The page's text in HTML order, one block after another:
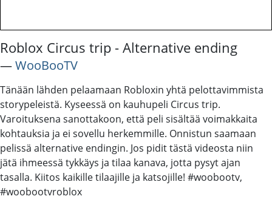
Roblox Circus trip - Alternative ending
―WooBooTV
Tänään lähden pelaamaan Robloxin yhtä pelottavimmista
storypeleistä. Kyseessä on kauhupeli Circus trip.
Varoituksena sanottakoon, että peli sisältää voimakkaita
kohtauksia ja ei sovellu herkemmille. Onnistun saamaan
pelissä alternative endingin. Jos pidit tästä videosta niin
jätä ihmeessä tykkäys ja tilaa kanava, jotta pysyt ajan
tasalla. Kiitos kaikille tilaajille ja katsojille! #woobootv,
#woobootvroblox